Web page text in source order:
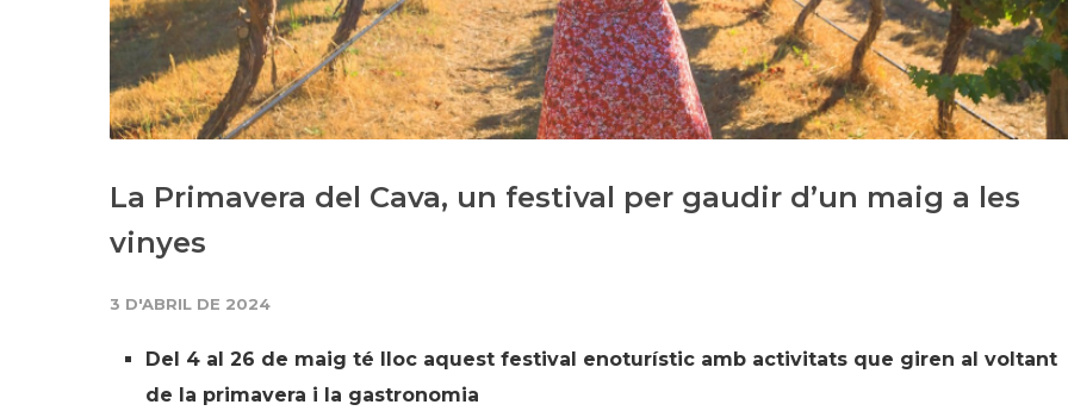
Història
Galeria de Presidents
Biblioteca Arxiu
La Primavera del Cava, un festival per gaudir d’un maig a les
vinyes
3 D'ABRIL DE 2024
Del 4 al 26 de maig té lloc aquest festival enoturístic amb activitats que giren al voltant
de la primavera i la gastronomia